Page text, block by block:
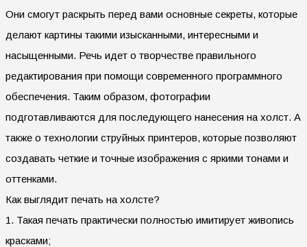
Они смогут раскрыть перед вами основные секреты, которые
делают картины такими изысканными, интересными и
насыщенными. Речь идет о творчестве правильного
редактирования при помощи современного программного
обеспечения. Таким образом, фотографии
подготавливаются для последующего нанесения на холст. А
также о технологии струйных принтеров, которые позволяют
создавать четкие и точные изображения с яркими тонами и
оттенками.
Как выглядит печать на холсте?
1. Такая печать практически полностью имитирует живопись
красками;